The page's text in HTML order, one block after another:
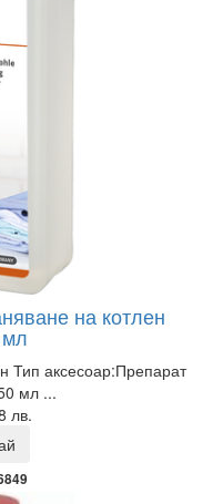
на котлен
Тип аксесоар:Препарат
мл ...
лв.